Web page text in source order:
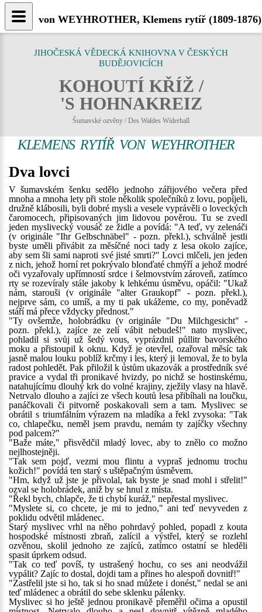
JIHOČESKÁ VĚDECKÁ KNIHOVNA V ČESKÝCH
BUDĚJOVICÍCH
KOHOUTÍ KŘÍŽ /
'S HOHNAKREIZ
Šumavské ozvěny / Des Waldes Widerhall
KLEMENS RYTÍŘ VON WEYHROTHER
Dva lovci
V šumavském šenku sedělo jednoho zářijového večera před
mnoha a mnoha lety při stole několik společníků z lovu, popíjeli,
družně klábosili, byli dobré mysli a vesele vyprávěli o loveckých
čaromocech, připisovaných jim lidovou pověrou. Tu se zvedl
jeden myslivecký vousáč ze židle a povídá: "A teď, vy zelenáči
(v originále "Ihr Gelbschnäbel" - pozn. překl.), schválně jestli
byste uměli přivábit za měsíčné noci tady z lesa okolo zajíce,
aby sem šli sami naproti své jisté smrti?" Lovci mlčeli, jen jeden
z nich, jehož horní ret pokrývalo blonďaté chmýří a jehož modré
oči vyzařovaly upřímností srdce i šelmovstvím zároveň, zatímco
rty se rozevíraly stále jakoby k lehkému úsměvu, opáčil: "Ukaž
nám, starouši (v originále "alter Graukopf" - pozn. překl.),
nejprve sám, co umíš, a my ti pak ukážeme, co my, poněvadž
stáří má přece vždycky přednost."
"Ty ovšemže, holobrádku (v originále "Du Milchgesicht" -
pozn. překl.), zajíce ze zelí vábit nebudeš!" nato myslivec,
pohladil si svůj už šedý vous, vyprázdnil půllitr bavorského
moku a přistoupil k oknu. Když je otevřel, ozařoval měsíc tak
jasně malou louku poblíž krčmy i les, který ji lemoval, že to byla
radost pohledět. Pak přiložil k ústům ukazovák a prostředník své
pravice a vydal tři pronikavé hvizdy, po nichž se hostinskému,
natahujícímu dlouhý krk do volné krajiny, zježily vlasy na hlavě.
Netrvalo dlouho a zajíci ze všech koutů lesa přibíhali na loučku,
panáčkovali či pitvorně poskakovali sem a tam. Myslivec se
obrátil s triumfálním výrazem na mladíka a řekl zvysoka: "Tak
co, chlapečku, neměl jsem pravdu, nemám ty zajíčky všechny
pod palcem?"
"Baže máte," přisvědčil mladý lovec, aby to znělo co možno
nejlhostejněji.
"Tak sem pojď, vezmi mou flintu a vypraš jednomu trochu
kožich!" povídá ten starý s uštěpačným úsměvem.
"Hm, když už jste je přivolal, tak byste je snad mohl i střelit!"
ozval se holobrádek, aniž by se hnul z místa.
"Řekl bych, chlapče, že ti chybí kuráž," nepřestal myslivec.
"Myslete si, co chcete, je mi to jedno," ani teď nevyveden z
poklidu odvětil mládenec.
Starý myslivec vrhl na něho pohrdavý pohled, popadl z kouta
hospodské místnosti zbraň, zalícil a výstřel, který se rozlehl
ozvěnou, skolil jednoho ze zajíců, zatímco ostatní se hleděli
spasit úprkem odsud.
"Tak co teď povíš, ty ustrašený hochu, co ses ani neodvážil
vypálit? Zajíc to dostal, dojdi tam a přines ho alespoň dovnitř!"
"Zastřelil jste si ho, tak si ho snad můžete i donést," nedal se ani
teď mládenec a obrátil do sebe sklenku pálenky.
Myslivec si ho ještě jednou pronikavě přeměřil očima a opustil
von WEYHROTHER, Klemens rytíř (1809-